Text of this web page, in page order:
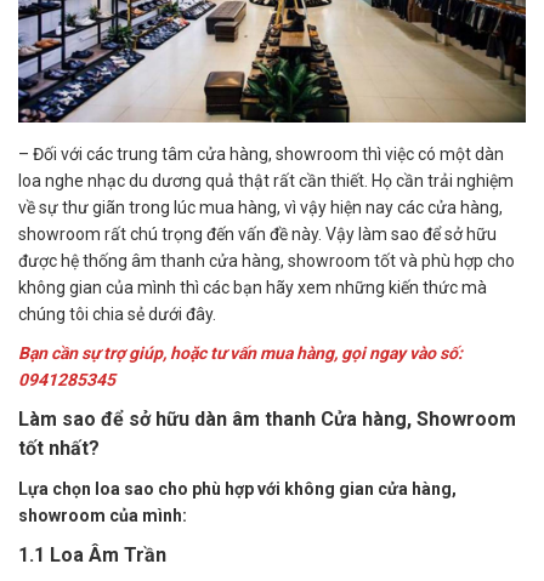
– Đối với các trung tâm cửa hàng, showroom thì việc có một dàn
loa nghe nhạc du dương quả thật rất cần thiết. Họ cần trải nghiệm
về sự thư giãn trong lúc mua hàng, vì vậy hiện nay các cửa hàng,
showroom rất chú trọng đến vấn đề này. Vậy làm sao để sở hữu
được hệ thống âm thanh cửa hàng, showroom tốt và phù hợp cho
không gian của mình thì các bạn hãy xem những kiến thức mà
chúng tôi chia sẻ dưới đây.
Bạn cần sự trợ giúp, hoặc tư vấn mua hàng, gọi ngay vào số:
0941285345
Làm sao để sở hữu dàn âm thanh Cửa hàng, Showroom
tốt nhất?
Lựa chọn loa sao cho phù hợp với không gian cửa hàng,
showroom của mình:
1.1 Loa Âm Trần